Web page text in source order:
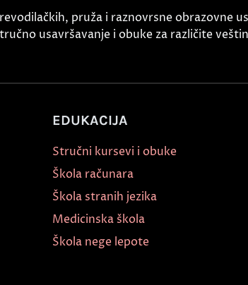
pruža i raznovrsne obrazovne
usavršavanje i obuke za različite
EDUKACIJA
Stručni kursevi i obuke
Škola računara
Škola stranih jezika
Medicinska škola
Škola nege lepote